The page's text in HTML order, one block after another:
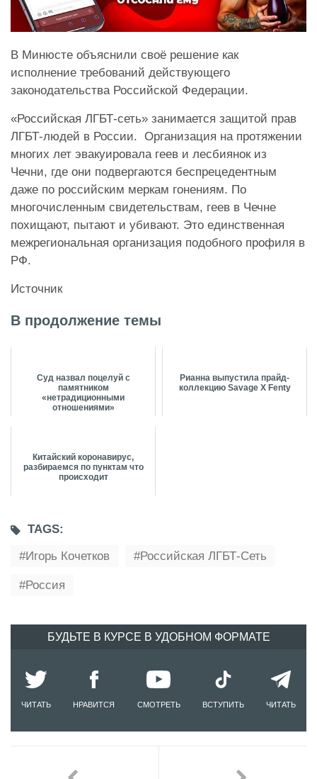
В Минюсте объяснили своё решение как
исполнение требований действующего
законодательства Российской Федерации.
«Российская ЛГБТ-сеть» занимается защитой прав
ЛГБТ-людей в России. Организация на протяжении
многих лет эвакуировала геев и лесбиянок из
Чечни, где они подвергаются беспрецедентным
даже по российским меркам гонениям. По
многочисленным свидетельствам, геев в Чечне
похищают, пытают и убивают. Это единственная
межрегиональная организация подобного профиля в
РФ.
Источник
В продолжение темы
Суд назвал поцелуй с
памятником
«нетрадиционными
отношениями»
Рианна выпустила прайд-
коллекцию Savage X Fenty
Китайский коронавирус,
разбираемся по пунктам что
происходит
TAGS:
Игорь Кочетков
Российская ЛГБТ-Сеть
Россия
БУДЬТЕ В КУРСЕ В УДОБНОМ ФОРМАТЕ
ЧИТАТЬ НРАВИТСЯ СМОТРЕТЬ ВСТУПИТЬ ЧИТАТЬ